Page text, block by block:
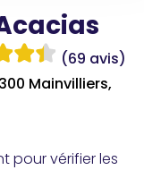
(69 avis)
Mainvilliers,
pour vérifier les